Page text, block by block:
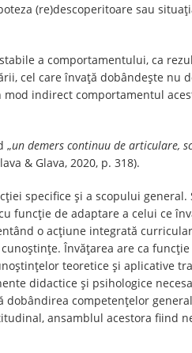
(re)descoperitoare sau
a comportamentului, ca
cel care învață dobândește nu
indirect comportamentul
„un demers continuu de articulare,
& Glava, 2020, p. 318).
specifice și a scopului
funcție de adaptare a celui ce
o acțiune integrată
Învățarea are ca
teoretice și aplicative
didactice și psihologice
competențelor
ansamblul acestora fiind